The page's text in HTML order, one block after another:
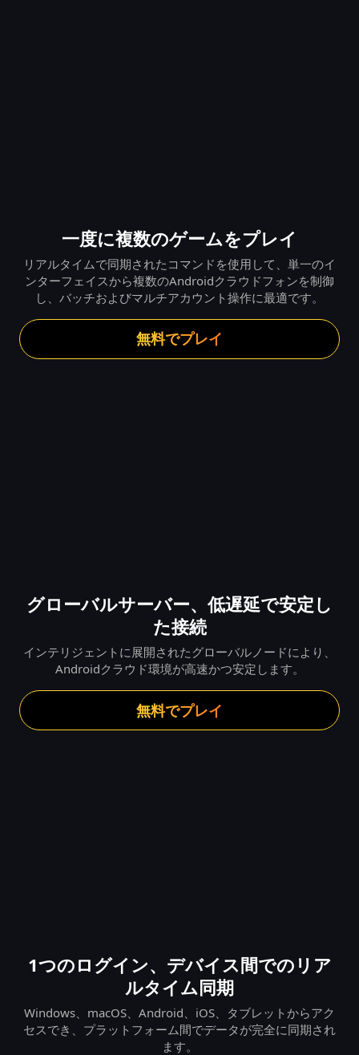
一度に複数のゲームをプレイ
リアルタイムで同期されたコマンドを使用して、単一のイ
ンターフェイスから複数のAndroidクラウドフォンを制御
し、バッチおよびマルチアカウント操作に最適です。
無料でプレイ
グローバルサーバー、低遅延で安定し
た接続
インテリジェントに展開されたグローバルノードにより、
Androidクラウド環境が高速かつ安定します。
無料でプレイ
1つのログイン、デバイス間でのリア
ルタイム同期
Windows、macOS、Android、iOS、タブレットからアク
セスでき、プラットフォーム間でデータが完全に同期され
ます。